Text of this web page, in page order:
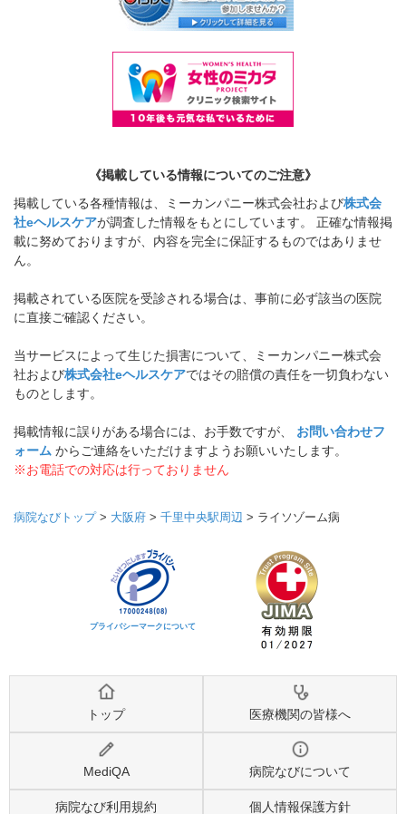
《掲載している情報についてのご注意》
掲載している各種情報は、ミーカンパニー株式会社および株式会
社eヘルスケアが調査した情報をもとにしています。 正確な情報掲
載に努めておりますが、内容を完全に保証するものではありませ
ん。
掲載されている医院を受診される場合は、事前に必ず該当の医院
に直接ご確認ください。
当サービスによって生じた損害について、ミーカンパニー株式会
社および株式会社eヘルスケアではその賠償の責任を一切負わない
ものとします。
掲載情報に誤りがある場合には、お手数ですが、 お問い合わせフ
ォーム からご連絡をいただけますようお願いいたします。
※お電話での対応は行っておりません
病院なびトップ> 大阪府 > 千里中央駅周辺 > ライソゾーム病
プライバシーマークについて
トップ 医療機関の皆様へ
MediQA 病院なびについて
病院なび利用規約 個人情報保護方針